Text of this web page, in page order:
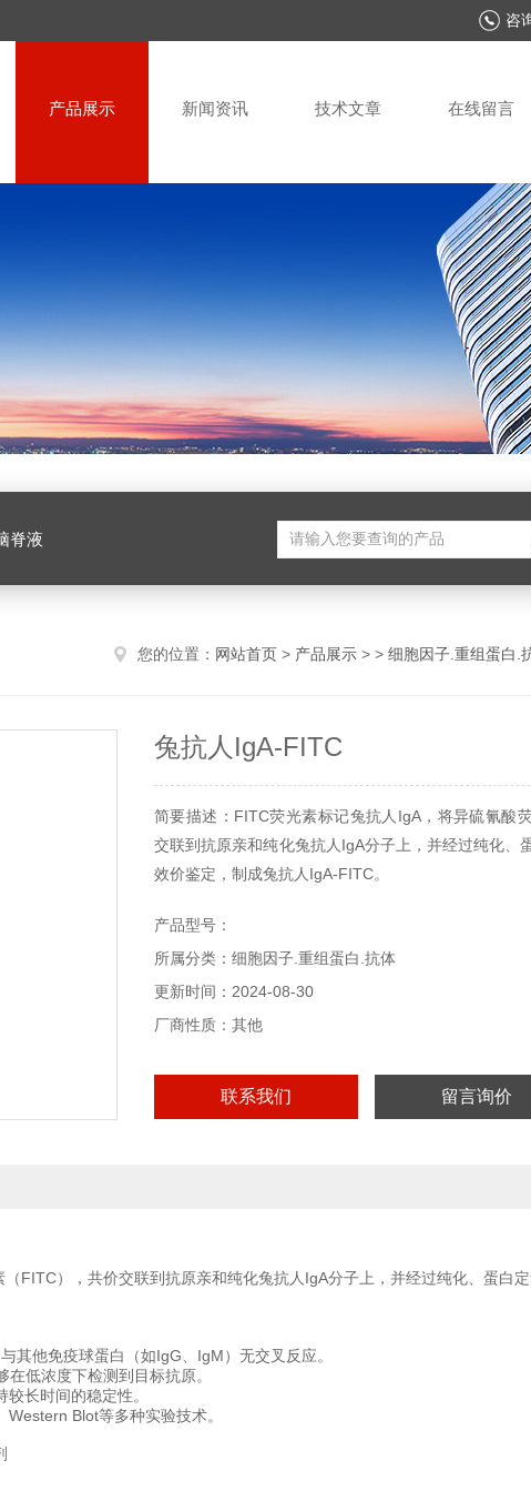
咨
产品展示 新闻资讯 技术文章 在线留言
脊液
您的位置： 网站首页 > 产品展示 > > 细胞因子.重组蛋白.
兔抗人IgA-FITC
简要描述：FITC荧光素标记兔抗人IgA，将异硫氰酸
交联到抗原亲和纯化兔抗人IgA分子上，并经过纯化、
效价鉴定，制成兔抗人IgA-FITC。
产品型号：
所属分类：细胞因子.重组蛋白.抗体
更新时间：2024-08-30
厂商性质：其他
联系我们 留言询价
FITC），共价交联到抗原亲和纯化兔抗人IgA分子上，并经过纯化、蛋白
其他免疫球蛋白（如IgG、IgM）无交叉反应。
低浓度下检测到目标抗原。
长时间的稳定性。
Blot等多种实验技术。